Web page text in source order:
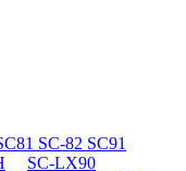
SC-82 SC91
SC-LX90